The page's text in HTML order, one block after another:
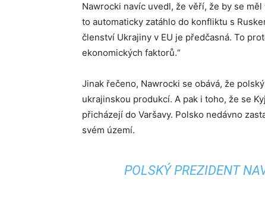
Nawrocki navíc uvedl, že věří, že by se
to automaticky zatáhlo do konfliktu s
členství Ukrajiny v EU je předčasná. To
ekonomických faktorů.“
Jinak řečeno, Nawrocki se obává, že
ukrajinskou produkcí. A pak i toho, že se
přicházejí do Varšavy. Polsko nedávno
svém území.
POLSKÝ PREZIDENT